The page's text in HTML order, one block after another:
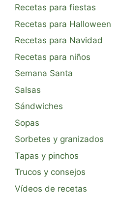
Recetas para fiestas
Recetas para Halloween
Recetas para Navidad
Recetas para niños
Semana Santa
Salsas
Sándwiches
Sopas
Sorbetes y granizados
Tapas y pinchos
Trucos y consejos
Vídeos de recetas